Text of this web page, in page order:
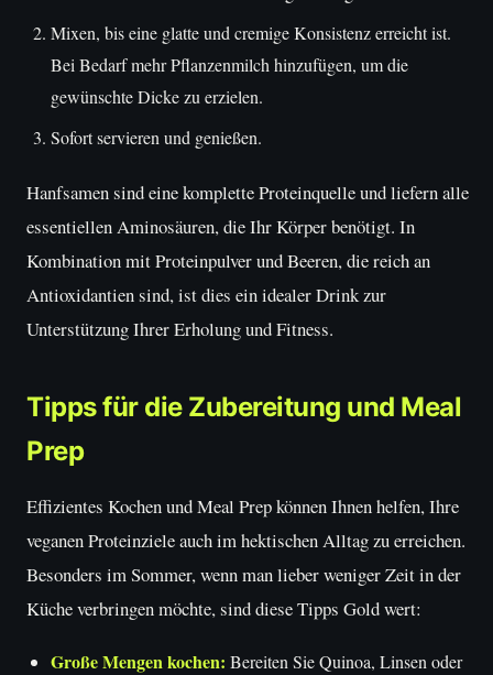
Mixen, bis eine glatte und cremige Konsistenz erreicht ist.
Bei Bedarf mehr Pflanzenmilch hinzufügen, um die
gewünschte Dicke zu erzielen.
Sofort servieren und genießen.
Hanfsamen sind eine komplette Proteinquelle und liefern alle
essentiellen Aminosäuren, die Ihr Körper benötigt. In
Kombination mit Proteinpulver und Beeren, die reich an
Antioxidantien sind, ist dies ein idealer Drink zur
Unterstützung Ihrer Erholung und Fitness.
Tipps für die Zubereitung und Meal
Prep
Effizientes Kochen und Meal Prep können Ihnen helfen, Ihre
veganen Proteinziele auch im hektischen Alltag zu erreichen.
Besonders im Sommer, wenn man lieber weniger Zeit in der
Küche verbringen möchte, sind diese Tipps Gold wert:
Große Mengen kochen: Bereiten Sie Quinoa, Linsen oder